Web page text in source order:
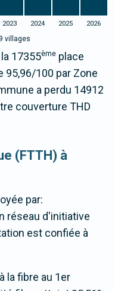
2023 2024 2025 2026
villages
17355ème place
95,96/100 par Zone
a perdu 14912
couverture THD
(FTTH) à
par:
réseau d'initiative
est confiée à
la fibre au 1er